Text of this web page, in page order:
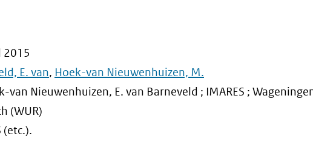
2015
E. van, Hoek-van Nieuwenhuizen, M.
van Nieuwenhuizen, E. van Barneveld ; IMARES ;
(WUR)
(etc.).